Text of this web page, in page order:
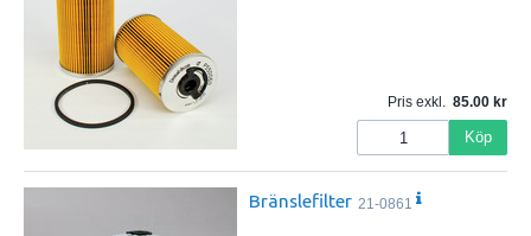
Pris exkl. 85.00
Köp
Bränslefilter 21-0861